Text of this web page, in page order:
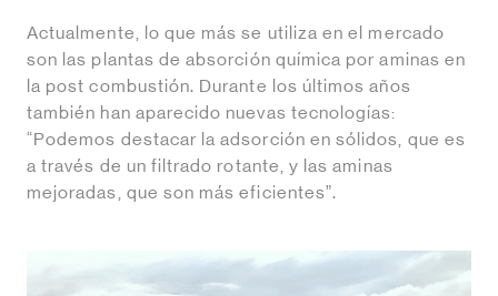
Actualmente, lo que más se utiliza en el mercado
son las plantas de absorción química por aminas en
la post combustión. Durante los últimos años
también han aparecido nuevas tecnologías:
“Podemos destacar la adsorción en sólidos, que es
a través de un filtrado rotante, y las aminas
mejoradas, que son más eficientes”.